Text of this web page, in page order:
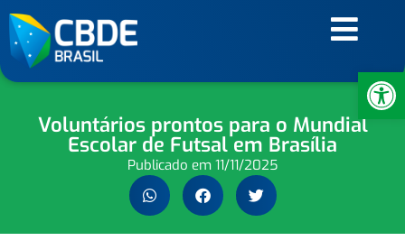
Voluntários prontos para o Mundial
Escolar de Futsal em Brasília
Publicado em 11/11/2025